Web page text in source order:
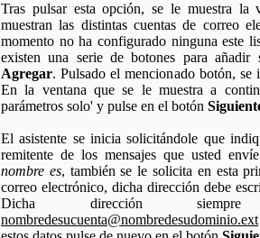
Tras pulsar esta opción, se le muestra la
muestran las distintas cuentas de correo
momento no ha configurado ninguna este
existen una serie de botones para
Agregar. Pulsado el mencionado botón, se
En la ventana que se le muestra a
parámetros solo' y pulse en el botón
El asistente se inicia solicitándole que
remitente de los mensajes que usted
nombre es, también se le solicita en esta
correo electrónico, dicha dirección debe
Dicha dirección
nombredesucuenta@nombredesudominio.ext